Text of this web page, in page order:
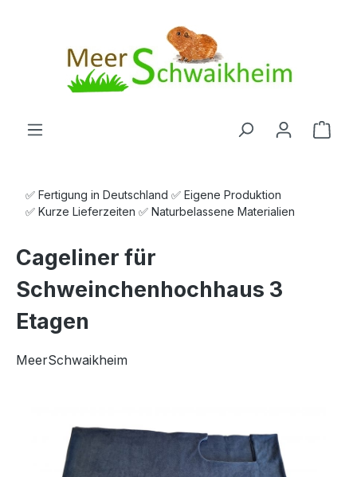
✅ Fertigung in Deutschland ✅ Eigene Produktion
✅ Kurze Lieferzeiten ✅ Naturbelassene Materialien
Cageliner für
Schweinchenhochhaus 3
Etagen
MeerSchwaikheim